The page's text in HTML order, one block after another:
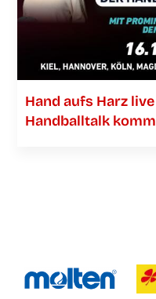
Hand aufs Harz
Hand­ball­talk